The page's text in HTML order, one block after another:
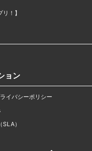
！】
ョン
イバシーポリシー
）